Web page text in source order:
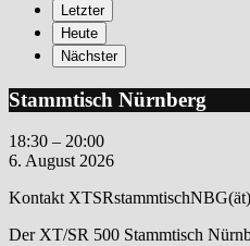
Letzter
Heute
Nächster
Stammtisch
Nürnberg
Stammtisch Nürnberg
18:30 – 20:00
6. August 2026
Kontakt
Der XT/SR 500 Stammtisch